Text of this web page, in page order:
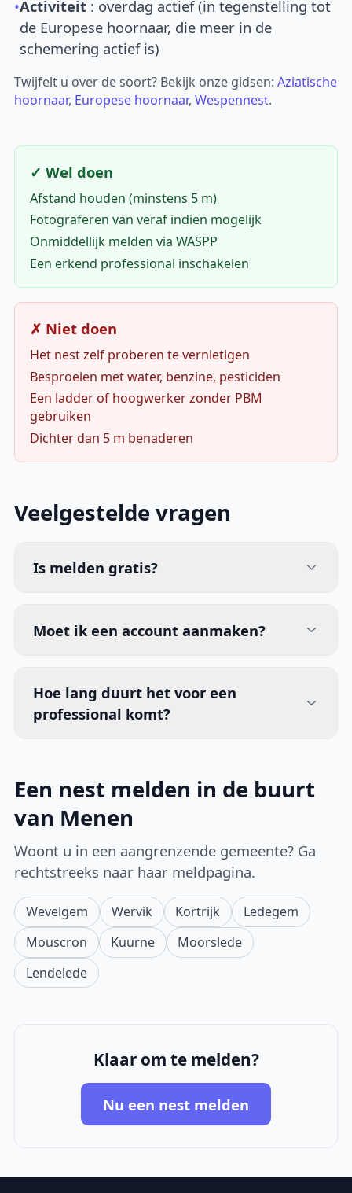
•Activiteit : overdag actief (in tegenstelling tot
de Europese hoornaar, die meer in de
schemering actief is)
Twijfelt u over de soort? Bekijk onze gidsen:Aziatische
hoornaar, Europese hoornaar,Wespennest.
✓ Wel doen
Afstand houden (minstens 5 m)
Fotograferen van veraf indien mogelijk
Onmiddellijk melden via WASPP
Een erkend professional inschakelen
✗ Niet doen
Het nest zelf proberen te vernietigen
Besproeien met water, benzine, pesticiden
Een ladder of hoogwerker zonder PBM
gebruiken
Dichter dan 5 m benaderen
Veelgestelde vragen
Is melden gratis?
Moet ik een account aanmaken?
Hoe lang duurt het voor een
professional komt?
Een nest melden in de buurt
van Menen
Woont u in een aangrenzende gemeente? Ga
rechtstreeks naar haar meldpagina.
Wevelgem Wervik Kortrijk
Ledegem
Mouscron
Kuurne
Moorslede
Lendelede
Klaar om te melden?
Nu een nest melden